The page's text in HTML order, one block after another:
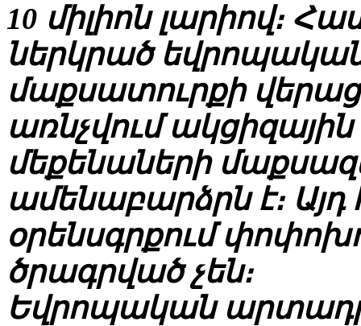
10 միլիոն լարիով։
ներկրած
մաքսատուրքի
առնչվում
մեքենաների
ամենաբարձրն է։
օրենսգրքում
ծրագրված չեն։
Եվրոպական